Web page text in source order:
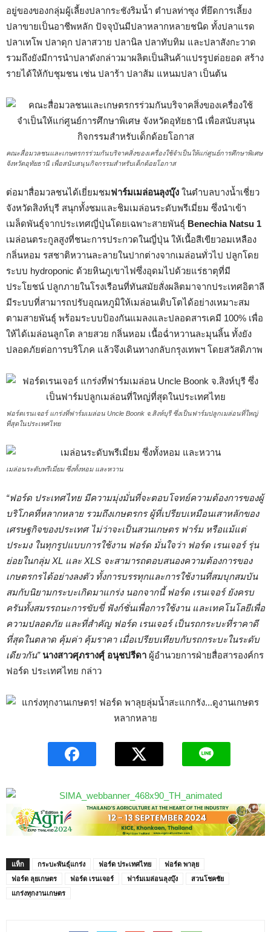
อยู่ของของกลุ่มผู้เลี้ยงปลากระชังริมน้ำ ตำบลท่าซุง ที่ยึดการเลี้ยง
ปลาขายเป็นอาชีพหลัก ปัจจุบันมีปลาหลากหลายชนิด ทั้งปลาแรด
ปลาเทโพ ปลาดุก ปลาสวาย ปลานิล ปลาทับทิม และปลาสังกะวาด
รวมถึงยังมีการนำปลาดังกล่าวมาผลิตเป็นสินค้าแปรรูปต่อยอด สร้าง
รายได้ให้กับชุมชน เช่น ปลาร้า ปลาส้ม แหนมปลา เป็นต้น
คณะสื่อมวลชนและเกษตรกรร่วมกันบริจาคสิ่งของเครื่องใช้จำเป็นให้แก่ศูนย์การศึกษาพิเศษ
จังหวัดอุทัยธานี เพื่อสนับสนุนกิจกรรมสำหรับเด็กด้อยโอกาส
ต่อมาสื่อมวลชนได้เยี่ยมชมฟาร์มเมล่อนลุงบุ๊ง ในตำบลบางน้ำเชี่ยว
จังหวัดสิงห์บุรี สนุกทั้งชมและชิมเมล่อนระดับพรีเมี่ยม ซึ่งนำเข้า
เมล็ดพันธุ์จากประเทศญี่ปุ่นโดยเฉพาะสายพันธุ์ Benechia Natsu 1
เมล่อนตระกูลสูงที่ชนะการประกวดในญี่ปุ่น ให้เนื้อสีเขียวอมเหลือง
กลิ่นหอม รสชาติหวานละลายในปากต่างจากเมล่อนทั่วไป ปลูกโดย
ระบบ hydroponic ด้วยหินภูเขาไฟซึ่งอุดมไปด้วยแร่ธาตุที่มี
ประโยชน์ ปลูกภายในโรงเรือนที่ทันสมัยสั่งผลิตมาจากประเทศอิตาลี
มีระบบที่สามารถปรับอุณหภูมิให้เมล่อนเติบโตได้อย่างเหมาะสม
ตามสายพันธุ์ พร้อมระบบป้องกันแมลงและปลอดสารเคมี 100% เพื่อ
ให้ได้เมล่อนลูกโต ลายสวย กลิ่นหอม เนื้อฉ่ำหวานละมุนลิ้น ทั้งยัง
ปลอดภัยต่อการบริโภค แล้วจึงเดินทางกลับกรุงเทพฯ โดยสวัสดิภาพ
ฟอร์ดเรนเจอร์ แกร่งที่ฟาร์มเมล่อน Uncle Boonk จ.สิงห์บุรี ซึ่งเป็นฟาร์มปลูกเมล่อนที่ใหญ่
ที่สุดในประเทศไทย
เมล่อนระดับพรีเมี่ยม ซึ่งทั้งหอม และหวาน
“ฟอร์ด ประเทศไทย มีความมุ่งมั่นที่จะตอบโจทย์ความต้องการของผู้
บริโภคที่หลากหลาย รวมถึงเกษตรกร ผู้ที่เปรียบเหมือนเสาหลักของ
เศรษฐกิจของประเทศ ไม่ว่าจะเป็นสวนเกษตร ฟาร์ม หรือแม้แต่
ประมง ในทุกรูปแบบการใช้งาน ฟอร์ด มั่นใจว่า ฟอร์ด เรนเจอร์ รุ่น
ย่อยในกลุ่มXL และ XLS จะสามารถตอบสนองความต้องการของ
เกษตรกรได้อย่างลงตัว ทั้งการบรรทุกและการใช้งานที่สมบุกสมบัน
สมกับนิยามกระบะเกิดมาแกร่ง นอกจากนี้ ฟอร์ด เรนเจอร์ ยังครบ
ครันทั้งสมรรถนะการขับขี่ ฟังก์ชั่นเพื่อการใช้งาน และเทคโนโลยีเพื่อ
ความปลอดภัย และที่สำคัญ ฟอร์ด เรนเจอร์ เป็นรถกระบะที่ราคาดี
ที่สุดในตลาด คุ้มค่า คุ้มราคา เมื่อเปรียบเทียบกับรถกระบะในระดับ
เดียวกัน” นางสาวศุภรางศุ์ อนุชปรีดา ผู้อำนวยการฝ่ายสื่อสารองค์กร
ฟอร์ด ประเทศไทย กล่าว
แท็ก กระบะพันธุ์แกร่ง ฟอร์ด ประเทศไทย
ฟอร์ด พาลุย
ฟอร์ด ลุยเกษตร
ฟอร์ด เรนเจอร์ ฟาร์มเมล่อนลุงบุ๊ง
สวนโชคชัย
แกร่งทุกงานเกษตร